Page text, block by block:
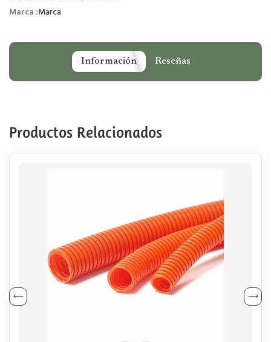
Marca :Marca
Información Reseñas
Productos Relacionados